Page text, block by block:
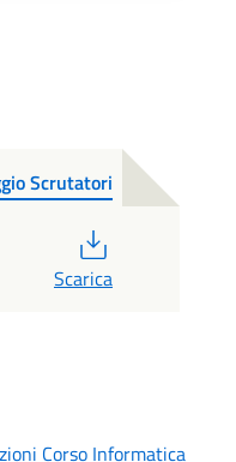
Scrutatori
Scarica
Corso Informatica